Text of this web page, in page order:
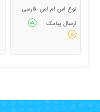
نوع اس ام اس : فارسی
ارسال پیامک
: